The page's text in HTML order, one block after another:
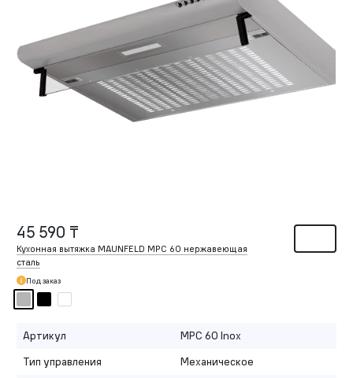
45 590 ₸
Кухонная вытяжка MAUNFELD MPC 60 нержавеющая
сталь
Под заказ
Артикул
MPC 60 Inox
Тип управления
Механическое